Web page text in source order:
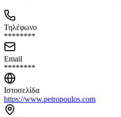
Τηλέφωνο
********
Email
********
Ιστοσελίδα
https://www.petropoulos.com